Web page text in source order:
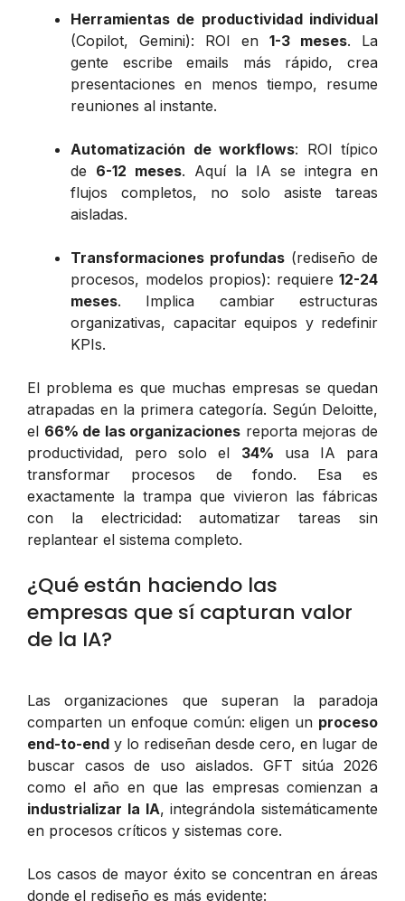
Herramientas de productividad individual
(Copilot, Gemini): ROI en 1-3 meses. La
gente escribe emails más rápido, crea
presentaciones en menos tiempo, resume
reuniones al instante.
Automatización de workflows: ROI típico
de 6-12 meses. Aquí la IA se integra en
flujos completos, no solo asiste tareas
aisladas.
Transformaciones profundas (rediseño de
procesos, modelos propios): requiere 12-24
meses. Implica cambiar estructuras
organizativas, capacitar equipos y redefinir
KPIs.
El problema es que muchas empresas se quedan
atrapadas en la primera categoría. Según Deloitte,
el 66% de las organizaciones reporta mejoras de
productividad, pero solo el 34% usa IA para
transformar procesos de fondo. Esa es
exactamente la trampa que vivieron las fábricas
con la electricidad: automatizar tareas sin
replantear el sistema completo.
¿Qué están haciendo las
empresas que sí capturan valor
de la IA?
Las organizaciones que superan la paradoja
comparten un enfoque común: eligen un proceso
end-to-end y lo rediseñan desde cero, en lugar de
buscar casos de uso aislados. GFT sitúa 2026
como el año en que las empresas comienzan a
industrializar la IA, integrándola sistemáticamente
en procesos críticos y sistemas core.
Los casos de mayor éxito se concentran en áreas
donde el rediseño es más evidente: